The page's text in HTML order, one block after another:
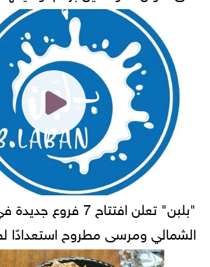
"بلبن" تعلن افتتاح 7
الشمالي ومرسى مطروح استعدادًا